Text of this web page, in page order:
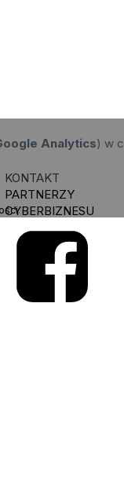
Analytics) w
.
KONTAKT
PARTNERZY
CYBERBIZNESU